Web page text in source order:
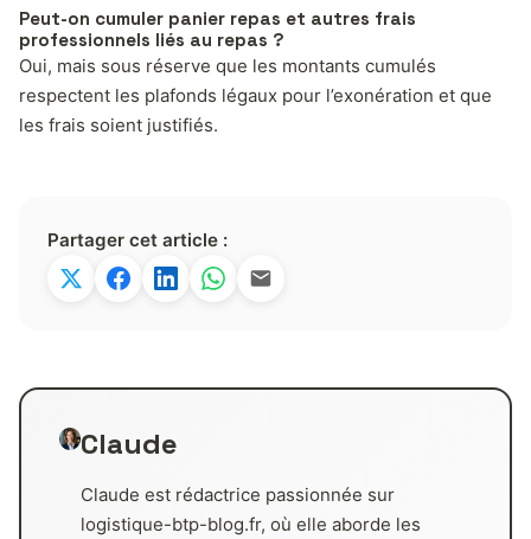
Peut-on cumuler panier repas et autres frais
professionnels liés au repas ?
Oui, mais sous réserve que les montants cumulés
respectent les plafonds légaux pour l’exonération et que
les frais soient justifiés.
Partager cet article :
Claude
Claude est rédactrice passionnée sur
logistique-btp-blog.fr, où elle aborde les